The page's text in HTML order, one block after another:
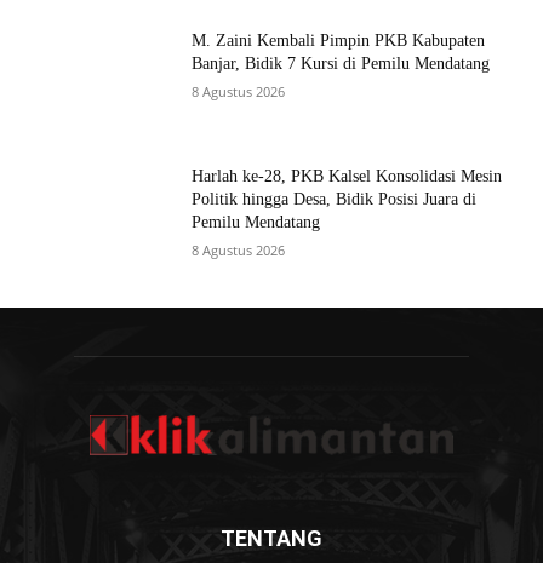
M. Zaini Kembali Pimpin PKB Kabupaten
Banjar, Bidik 7 Kursi di Pemilu Mendatang
8 Agustus 2026
Harlah ke-28, PKB Kalsel Konsolidasi Mesin
Politik hingga Desa, Bidik Posisi Juara di
Pemilu Mendatang
8 Agustus 2026
TENTANG